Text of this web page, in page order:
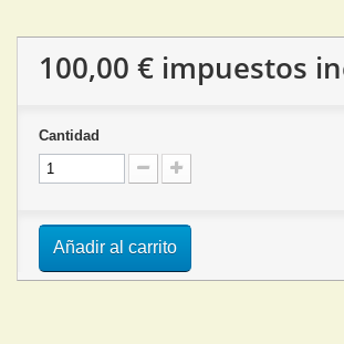
100,00 € impuestos
Cantidad
Añadir al carrito